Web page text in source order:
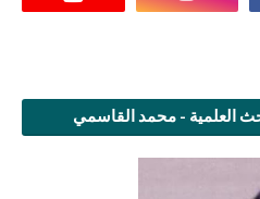
العلمية - محمد القاسمي